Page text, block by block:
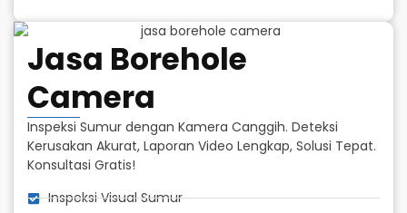
Jasa Borehole
Camera
Inspeksi Sumur dengan Kamera Canggih. Deteksi
Kerusakan Akurat, Laporan Video Lengkap, Solusi Tepat.
Konsultasi Gratis!
Inspeksi Visual Sumur